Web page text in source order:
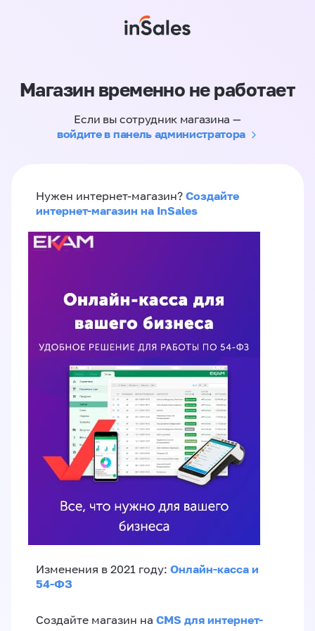
Магазин временно не работает
Если вы сотрудник магазина —
войдите в панель администратора
Нужен интернет-магазин? Создайте
интернет-магазин на InSales
Изменения в 2021 году: Онлайн-касса и
54-ФЗ
Создайте магазин на CMS для интернет-